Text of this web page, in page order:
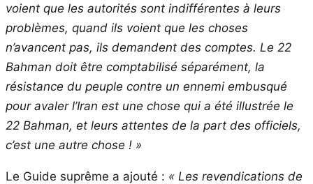
voient que les autorités sont indifférentes à leurs
problèmes, quand ils voient que les choses
n’avancent pas, ils demandent des comptes. Le 22
Bahman doit être comptabilisé séparément, la
résistance du peuple contre un ennemi embusqué
pour avaler l’Iran est une chose qui a été illustrée le
22 Bahman, et leurs attentes de la part des officiels,
c’est une autre chose ! »
Le Guide suprême a ajouté : « Les revendications de